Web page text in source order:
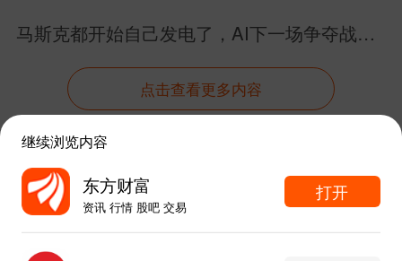
亿级投资，直接拉动温控、电源、光通信
（CPO）产业链需求，数字经济核心概念
都是直接受益的方向，所以小小继续顺势
做多。
马斯克都开始自己发电了，AI下一场争夺战还
点击查看更多内容
资讯
触屏版
电脑版
东方财富APP内打开
继续浏览内容
东方财富
资讯 行情 股吧 交易
打开